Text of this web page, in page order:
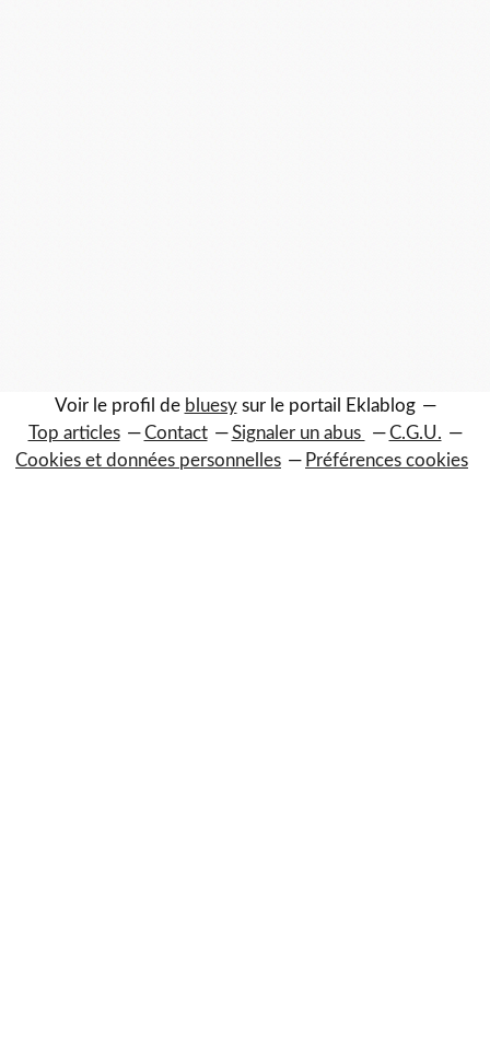
Voir le profil de bluesysur le portail Eklablog
Top articles
Contact Signaler un abus
C.G.U.
Cookies et données personnelles
Préférences cookies